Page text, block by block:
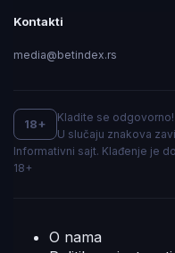
Kontakti
media@betindex.rs
18+
Kladite se odgovorno!
U slučaju znakova
Informativni sajt. Klađenje je
18+
O nama